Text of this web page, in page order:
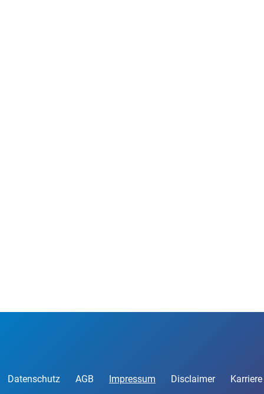
Datenschutz AGB Impressum Disclaimer Karriere